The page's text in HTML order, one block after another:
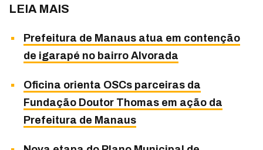
LEIA MAIS
Prefeitura de Manaus atua em contenção
de igarapé no bairro Alvorada
Oficina orienta OSCs parceiras da
Fundação Doutor Thomas em ação da
Prefeitura de Manaus